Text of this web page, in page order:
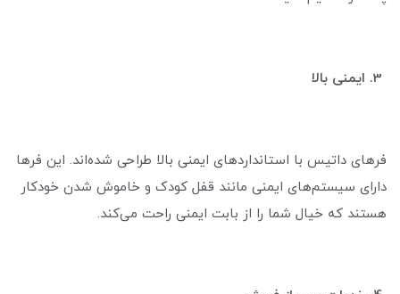
3. ایمنی بالا
فرهای داتیس با استانداردهای ایمنی بالا طراحی شده‌اند. این فرها
دارای سیستم‌های ایمنی مانند قفل کودک و خاموش شدن خودکار
هستند که خیال شما را از بابت ایمنی راحت می‌کند.